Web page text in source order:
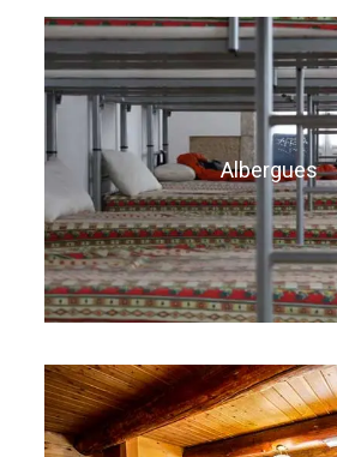
Albergues
Alojamiento en albergues
por nuestro equipo por su
Desde 280€
Alojamiento en pensiones,